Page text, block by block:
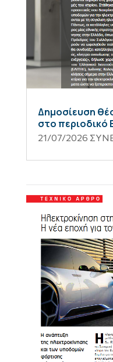
Δημοσίευση
στο περιοδικό
21/07/2026